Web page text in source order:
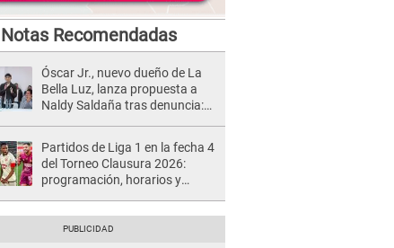
Notas Recomendadas
Óscar Jr., nuevo dueño de La
Bella Luz, lanza propuesta a
Naldy Saldaña tras denuncia:
Partidos de Liga 1 en la fecha 4
del Torneo Clausura 2026:
programación, horarios y